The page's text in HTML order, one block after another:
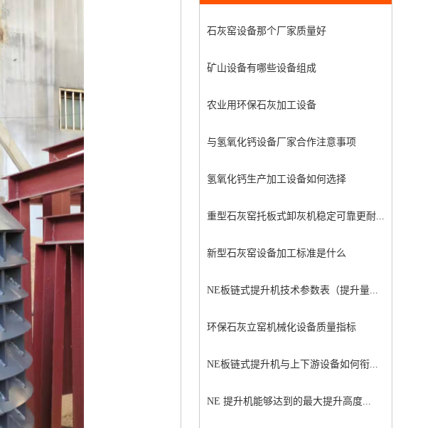
石灰窑设备那个厂家质量好
矿山设备有哪些设备组成
农业用环保石灰加工设备
与氢氧化钙设备厂家合作注意事项
氢氧化钙生产加工设备如何选择
重型石灰窑托板式卸灰机稳定可靠更耐...
新型石灰窑设备加工标准是什么
NE板链式提升机技术参数表（提升量...
环保石灰立窑机械化设备质量指标
NE板链式提升机与上下游设备如何衔...
NE 提升机能够达到的最大提升高度...